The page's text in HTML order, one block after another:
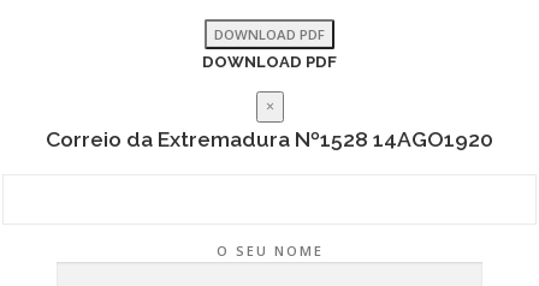
DOWNLOAD PDF
DOWNLOAD PDF
×
Correio da Extremadura Nº1528 14AGO1920
O SEU NOME